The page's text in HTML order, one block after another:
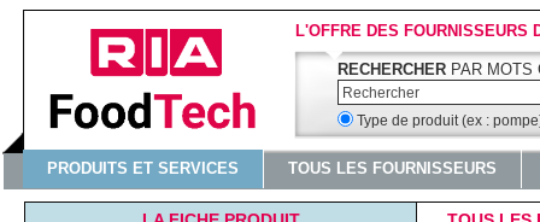
L'OFFRE DES FOURNISSEURS
RECHERCHER PAR MOTS
Type de produit (ex :
PRODUITS ET SERVICES TOUS LES FOURNISSEURS